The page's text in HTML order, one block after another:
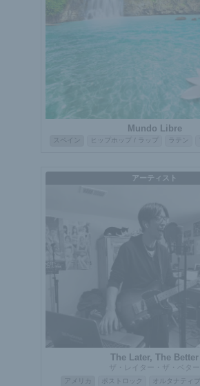
Mundo Libre
スペイン ヒップホップ / ラップ ラテン
アーティスト
The Later, The Better
ザ・レイター・ザ・ベター
アメリカ ポストロック オルタナティブ